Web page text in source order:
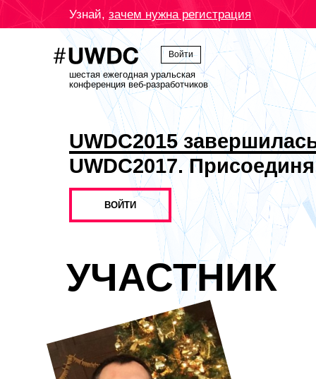
Узнай, зачем нужна регистрация
Войти
шестая ежегодная уральская
конференция веб-разработчиков
UWDC2015
UWDC2017.
ВОЙТИ
УЧАСТНИК